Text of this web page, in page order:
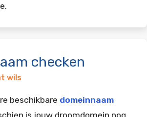
checken
wils
beschikbare domeinnaam
is jouw droomdomein nog